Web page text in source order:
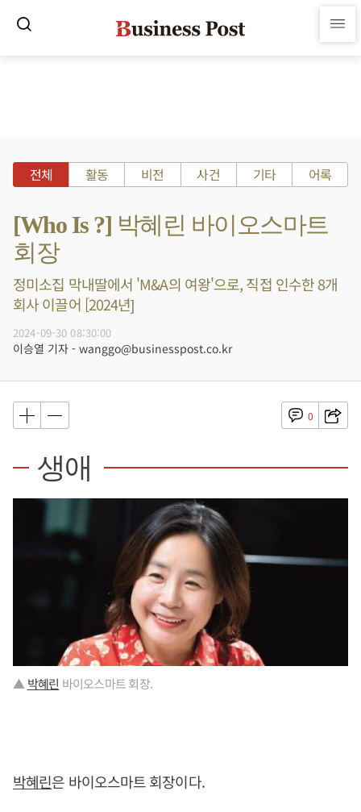
전체 활동 비전 사건 기타 어록
[Who Is ?] 박혜린 바이오스마트
회장
정미소집 막내딸에서 'M&A의 여왕'으로, 직접 인수한 8개
회사 이끌어 [2024년]
2024-09-30 08:30:00
이승열 기자 - wanggo@businesspost.co.kr
0
생애
▲ 박혜린 바이오스마트 회장.
박혜린은 바이오스마트 회장이다.